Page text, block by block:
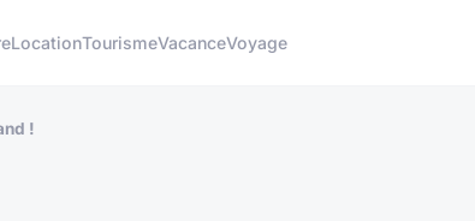
LocationTourismeVacanceVoyage
!